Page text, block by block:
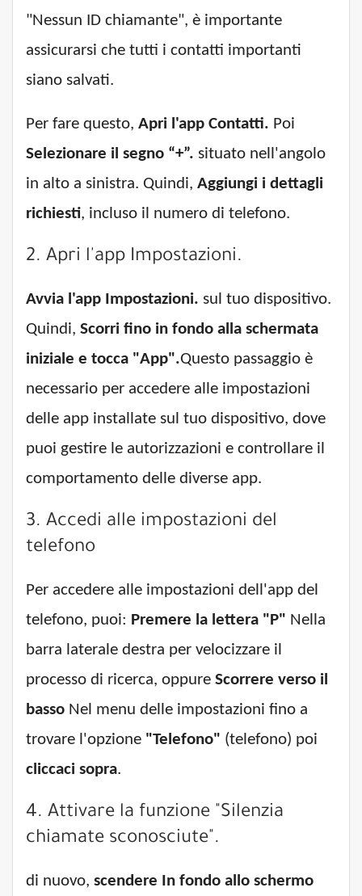
"Nessun ID chiamante", è importante
assicurarsi che tutti i contatti importanti
siano salvati.
Per fare questo, Apri l'app Contatti. Poi
Selezionare il segno “+”. situato nell'angolo
in alto a sinistra. Quindi, Aggiungi i dettagli
richiesti, incluso il numero di telefono.
2. Apri l'app Impostazioni.
Avvia l'app Impostazioni. sul tuo dispositivo.
Quindi, Scorri fino in fondo alla schermata
iniziale e tocca "App".Questo passaggio è
necessario per accedere alle impostazioni
delle app installate sul tuo dispositivo, dove
puoi gestire le autorizzazioni e controllare il
comportamento delle diverse app.
3. Accedi alle impostazioni del
telefono
Per accedere alle impostazioni dell'app del
telefono, puoi: Premere la lettera "P" Nella
barra laterale destra per velocizzare il
processo di ricerca, oppure Scorrere verso il
basso Nel menu delle impostazioni fino a
trovare l'opzione "Telefono" (telefono) poi
cliccaci sopra.
4. Attivare la funzione "Silenzia
chiamate sconosciute".
di nuovo, scendere In fondo allo schermo